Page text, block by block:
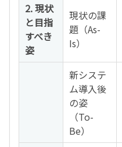
2. 現状
と目指
すべき
姿
現状の課
題（As-
Is）
新システ
ム導入後
の姿
（To-
Be）